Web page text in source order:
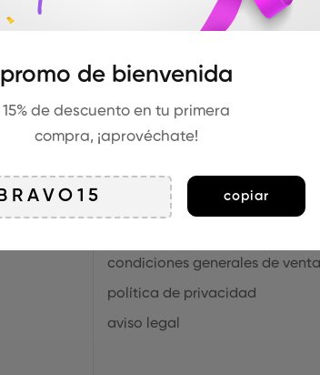
información
condiciones generales de venta
política de privacidad
aviso legal
promo de bienvenida
15% de descuento en tu primera
compra, ¡aprovéchate!
copiar